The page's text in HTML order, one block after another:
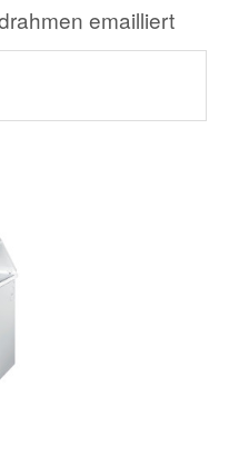
emailliert